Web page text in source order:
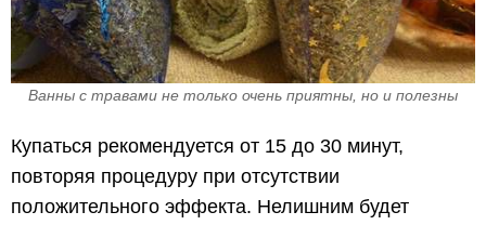
Ванны с травами не только очень приятны, но и полезны
Купаться рекомендуется от 15 до 30 минут,
повторяя процедуру при отсутствии
положительного эффекта. Нелишним будет